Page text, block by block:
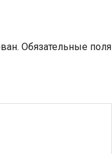
Обязательные поля